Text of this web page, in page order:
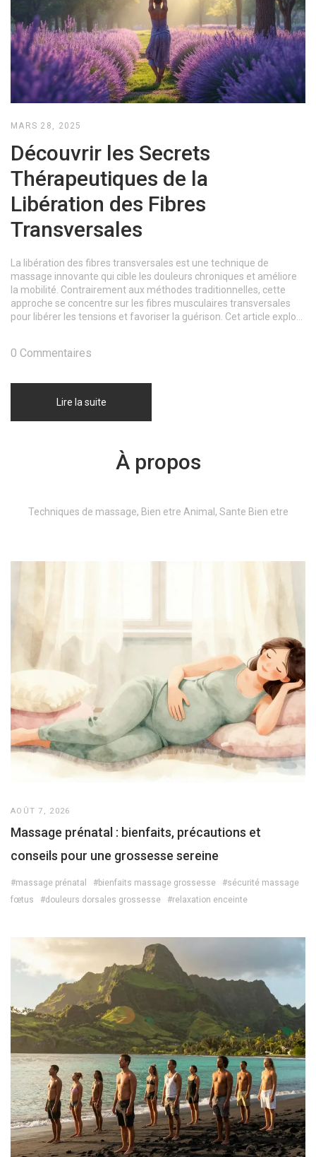
MARS 28, 2025
Découvrir les Secrets
Thérapeutiques de la
Libération des Fibres
Transversales
La libération des fibres transversales est une technique de
massage innovante qui cible les douleurs chroniques et améliore
la mobilité. Contrairement aux méthodes traditionnelles, cette
approche se concentre sur les fibres musculaires transversales
pour libérer les tensions et favoriser la guérison. Cet article explore
Lire la suite
0 Commentaires
À propos
Techniques de massage, Bien etre Animal, Sante Bien etre
AOÛT 7, 2026
Massage prénatal : bienfaits, précautions et
conseils pour une grossesse sereine
#massage prénatal #bienfaits massage grossesse
#sécurité massage
fœtus
#douleurs dorsales grossesse #relaxation enceinte